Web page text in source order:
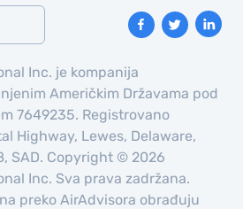
Inc. je kompanija
Američkim Državama pod
7649235. Registrovano
Highway, Lewes, Delaware,
SAD. Copyright © 2026
Inc. Sva prava zadržana.
preko AirAdvisora obrađuju